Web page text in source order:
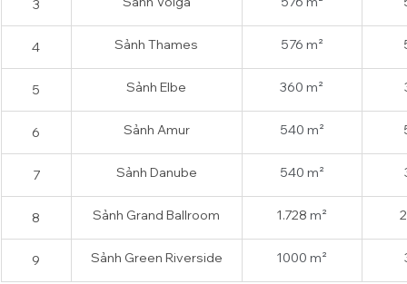
3
4 Sảnh Thames 576 m²
5 Sảnh Elbe 360 m²
6 Sảnh Amur 540 m²
7 Sảnh Danube 540 m²
8 Sảnh Grand Ballroom 1.728 m²
9 Sảnh Green Riverside 1000 m²